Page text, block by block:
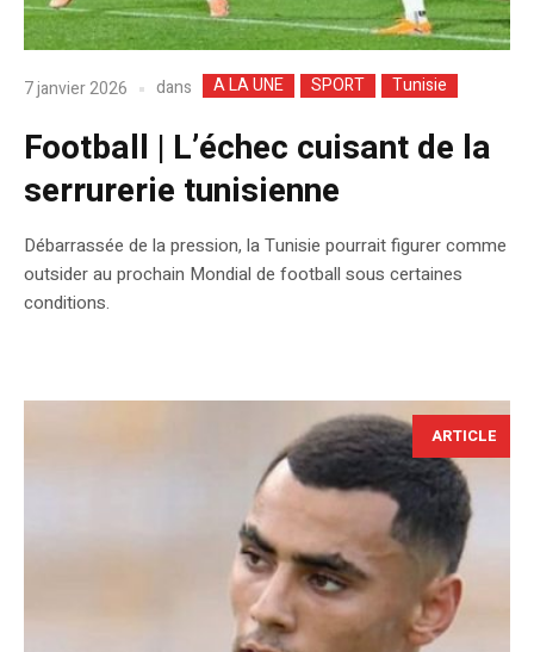
7 janvier 2026 dans A LA UNE SPORT Tunisie
Football | L’échec cuisant de la
serrurerie tunisienne
Débarrassée de la pression, la Tunisie pourrait figurer comme
outsider au prochain Mondial de football sous certaines
conditions.
ARTICLE